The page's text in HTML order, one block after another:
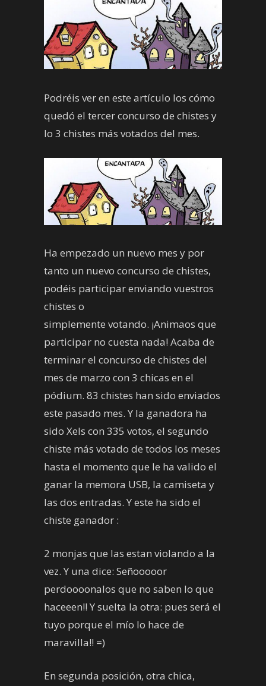
Podréis ver en este artículo los cómo
quedó el tercer concurso de chistes y
lo 3 chistes más votados del mes.
Ha empezado un nuevo mes y por
tanto un nuevo concurso de chistes,
podéis participar enviando vuestros
chistes o
simplemente votando. ¡Animaos que
participar no cuesta nada! Acaba de
terminar el concurso de chistes del
mes de marzo con 3 chicas en el
pódium. 83 chistes han sido enviados
este pasado mes. Y la ganadora ha
sido Xels con 335 votos, el segundo
chiste más votado de todos los meses
hasta el momento que le ha valido el
ganar la memora USB, la camiseta y
las dos entradas. Y este ha sido el
chiste ganador :
2 monjas que las estan violando a la
vez. Y una dice: Señooooor
perdoooonalos que no saben lo que
haceeen!! Y suelta la otra: pues será el
tuyo porque el mío lo hace de
maravilla!! =)
En segunda posición, otra chica,